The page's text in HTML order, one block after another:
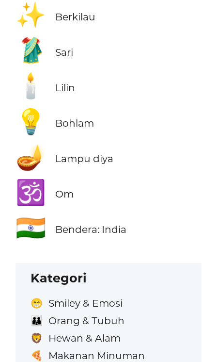
✨ Berkilau
🥻 Sari
🕯️ Lilin
💡 Bohlam
🪔 Lampu diya
🕉️ Om
🇮🇳 Bendera: India
Kategori
😁 Smiley & Emosi
👪 Orang & Tubuh
🦁 Hewan & Alam
🍕 Makanan Minuman